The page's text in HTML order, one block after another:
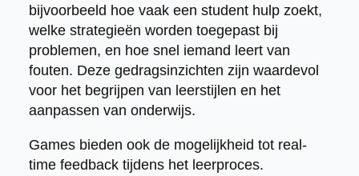
bijvoorbeeld hoe vaak een student hulp zoekt,
welke strategieën worden toegepast bij
problemen, en hoe snel iemand leert van
fouten. Deze gedragsinzichten zijn waardevol
voor het begrijpen van leerstijlen en het
aanpassen van onderwijs.
Games bieden ook de mogelijkheid tot real-
time feedback tijdens het leerproces.